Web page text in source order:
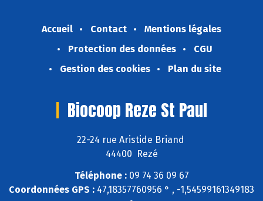
Accueil Contact
Mentions légales
Protection des données
CGU
Gestion des cookies
Plan du site
Biocoop Reze St Paul
22-24 rue Aristide Briand
44400 Rezé
Téléphone :09 74 36 09 67
Coordonnées GPS : 47,18357760956 ° , -1,54599161349183